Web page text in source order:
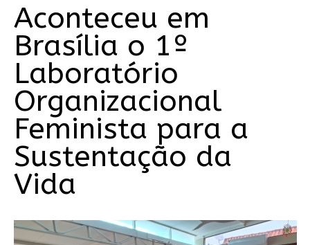
Aconteceu em
Brasília o 1º
Laboratório
Organizacional
Feminista para a
Sustentação da
Vida